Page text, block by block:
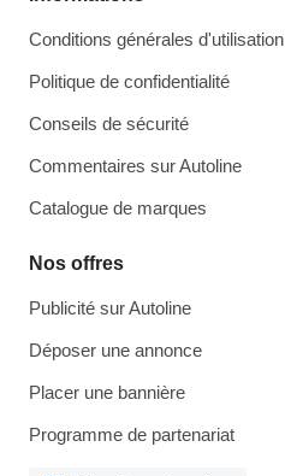
Conditions générales d'utilisation
Politique de confidentialité
Conseils de sécurité
Commentaires sur Autoline
Catalogue de marques
Nos offres
Publicité sur Autoline
Déposer une annonce
Placer une bannière
Programme de partenariat